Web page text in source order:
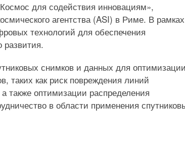
для содействия инновациям»,
агентства (ASI) в Риме. В рамках
технологий для обеспечения
развития.
снимков и данных для
таких как риск повреждения линий
также оптимизации распределения
в области применения